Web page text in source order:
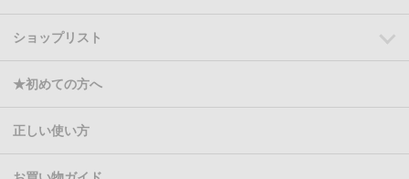
ショップリスト
★初めての方へ
正しい使い方